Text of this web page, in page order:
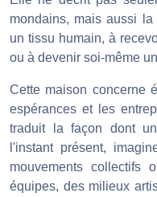
mondains, mais aussi
un tissu humain, à
ou à devenir soi-même
Cette maison concerne
espérances et les
traduit la façon dont
l'instant présent,
mouvements collectifs
équipes, des milieux